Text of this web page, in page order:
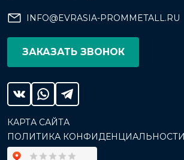
INFO@EVRASIA-PROMMETALL.RU
ЗАКАЗАТЬ ЗВОНОК
КАРТА САЙТА
ПОЛИТИКА КОНФИДЕНЦИАЛЬНОСТИ